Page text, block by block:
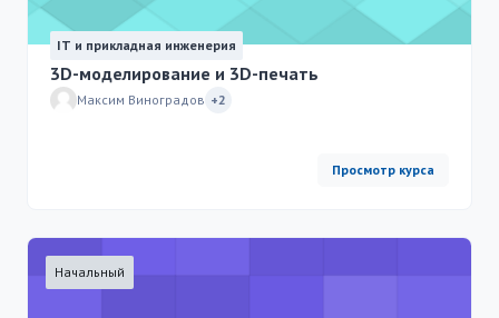
IT и прикладная инженерия
3D-моделирование и 3D-печать
Максим Виноградов +2
Просмотр курса
Начальный